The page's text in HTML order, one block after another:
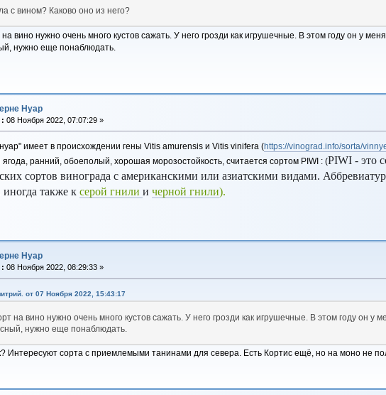
с вином? Каково оно из него?
вино нужно очень много кустов сажать. У него грозди как игрушечные. В этом году он у
нужно еще понаблюдать.
Нуар
: 08 Ноября 2022, 07:07:29 »
имеет в происхождении гены Vitis amurensis и Vitis vinifera (https://vinograd.info/sorta/
ягода, ранний, обоеполый, хорошая морозостойкость, считается сортом PIWI : (PIWI - это
сортов винограда с американскими или азиатскими видами.
иногда также к серой гнили и черной гнили).
Нуар
: 08 Ноября 2022, 08:29:33 »
от 07 Ноября 2022, 15:43:17
на вино нужно очень много кустов сажать. У него грозди как игрушечные. В этом году он
нужно еще понаблюдать.
Интересуют сорта с приемлемыми танинами для севера. Есть Кортис ещё, но на моно не